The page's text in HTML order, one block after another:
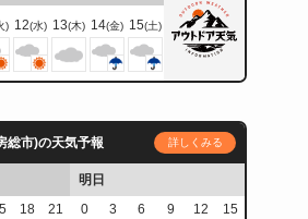
) 12(水) 13(木) 14(金) 15(土)
総市)の天気予報 詳しくみる
明日
18 21 0 3 6 9 12
15